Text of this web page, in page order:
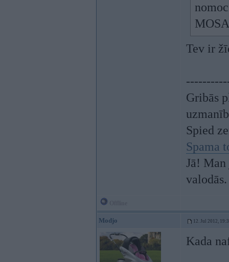
Tev ir
Gribās
Spied
Spama
Jā!
valodās.
Modjo 12. Jul 2012,
Kada